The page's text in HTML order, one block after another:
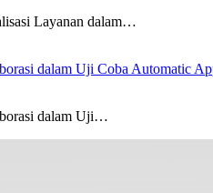
Layanan dalam…
dalam Uji Coba Automatic
dalam Uji…